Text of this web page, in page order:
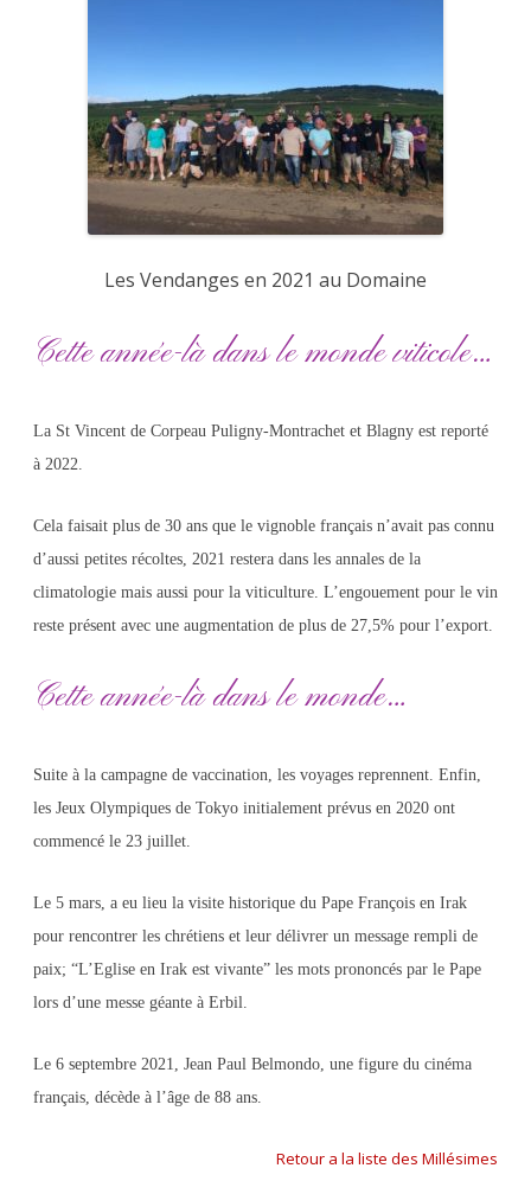
Les Vendanges en 2021 au Domaine
Cette année-là dans le monde viticole…
La St Vincent de Corpeau Puligny-Montrachet et Blagny est reporté
à 2022.
Cela faisait plus de 30 ans que le vignoble français n’avait pas connu
d’aussi petites récoltes, 2021 restera dans les annales de la
climatologie mais aussi pour la viticulture. L’engouement pour le vin
reste présent avec une augmentation de plus de 27,5% pour l’export.
Cette année-là dans le monde…
Suite à la campagne de vaccination, les voyages reprennent. Enfin,
les Jeux Olympiques de Tokyo initialement prévus en 2020 ont
commencé le 23 juillet.
Le 5 mars, a eu lieu la visite historique du Pape François en Irak
pour rencontrer les chrétiens et leur délivrer un message rempli de
paix; “L’Eglise en Irak est vivante” les mots prononcés par le Pape
lors d’une messe géante à Erbil.
Le 6 septembre 2021, Jean Paul Belmondo, une figure du cinéma
français, décède à l’âge de 88 ans.
Retour a la liste des Millésimes